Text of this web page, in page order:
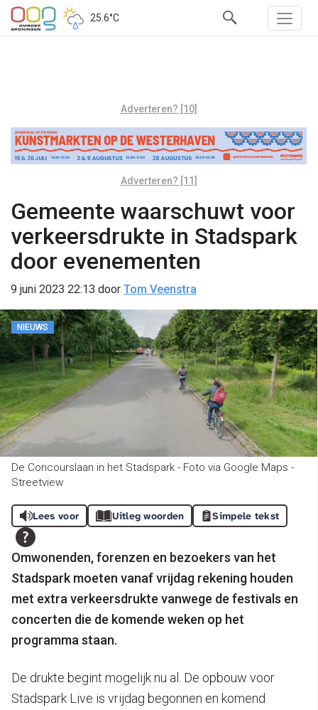
25.6°C
Adverteren? [10]
Adverteren? [11]
Gemeente waarschuwt voor
verkeersdrukte in Stadspark
door evenementen
9 juni 2023 22:13 door Tom Veenstra
NIEUWS
De Concourslaan in het Stadspark - Foto via Google Maps -
Streetview
Lees voor Uitleg woorden Simpele tekst
Omwonenden, forenzen en bezoekers van het
Stadspark moeten vanaf vrijdag rekening houden
met extra verkeersdrukte vanwege de festivals en
concerten die de komende weken op het
programma staan.
De drukte begint mogelijk nu al. De opbouw voor
Stadspark Live is vrijdag begonnen en komend